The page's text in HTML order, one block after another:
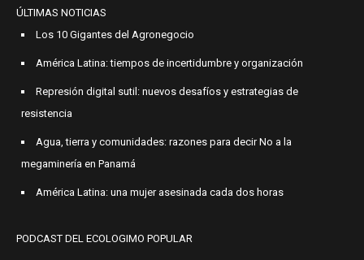
ÚLTIMAS NOTICIAS
Los 10 Gigantes del Agronegocio
América Latina: tiempos de incertidumbre y organización
Represión digital sutil: nuevos desafíos y estrategias de
resistencia
Agua, tierra y comunidades: razones para decir No a la
megaminería en Panamá
América Latina: una mujer asesinada cada dos horas
PODCAST DEL ECOLOGIMO POPULAR